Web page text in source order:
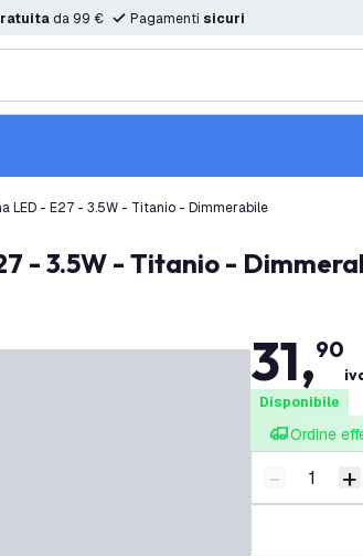
da 99 € Pagamenti sicuri
LED - E27 - 3.5W - Titanio - Dimmerabile
- 3.5W - Titanio -
31,90
Disponibile
Ordine
Riduci
- +